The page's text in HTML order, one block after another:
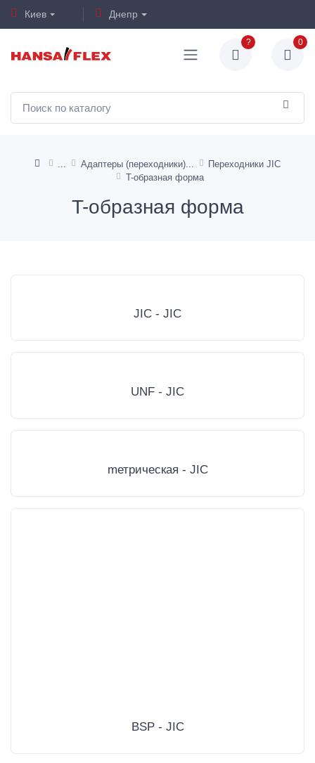
Киев Днепр
? 0
Адаптеры (переходники)
Переходники JIC
T-образная форма
T-образная форма
JIC - JIC
UNF - JIC
mетрическая - JIC
BSP - JIC